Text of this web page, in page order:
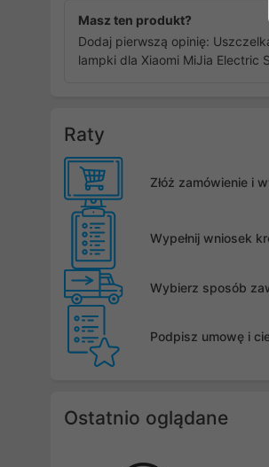
Masz ten produkt?
Dodaj pierwszą opinię:
lampki dla Xiaomi MiJia Electric
Raty
Złóż zamówienie i
Wypełnij wniosek
Wybierz sposób
Podpisz umowę i
Ostatnio oglądane